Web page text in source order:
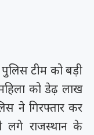
टीम को बड़ी
को डेढ़ लाख
ने गिरफ्तार कर
से लगे राजस्थान के